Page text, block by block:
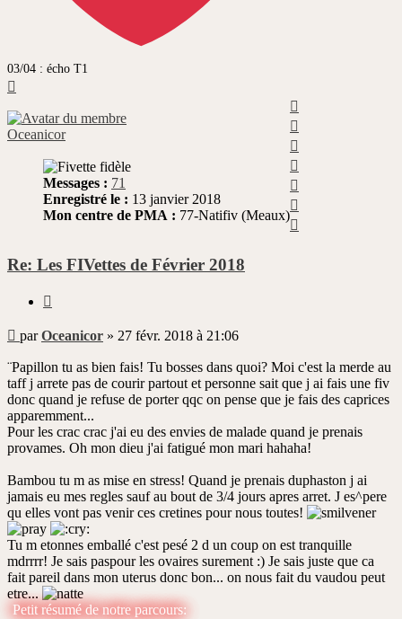
03/04 : écho T1
Oceanicor
Messages : 71
Enregistré le : 13 janvier 2018
Mon centre de PMA : 77-Natifiv (Meaux)
Re: Les FIVettes de Février 2018
Message
non
lu
parOceanicor » 27 févr. 2018 à 21:06
¨Papillon tu as bien fais! Tu bosses dans quoi? Moi c'est la merde au
taff j arrete pas de courir partout et personne sait que j ai fais une fiv
donc quand je refuse de porter qqc on pense que je fais des caprices
apparemment...
Pour les crac crac j'ai eu des envies de malade quand je prenais
provames. Oh mon dieu j'ai fatigué mon mari hahaha!
Bambou tu m as mise en stress! Quand je prenais duphaston j ai
jamais eu mes regles sauf au bout de 3/4 jours apres arret. J es^pere
qu elles vont pas venir ces cretines pour nous toutes!
Tu m etonnes emballé c'est pesé 2 d un coup on est tranquille
mdrrrr! Je sais paspour les ovaires surement :) Je sais juste que ca
fait pareil dans mon uterus donc bon... on nous fait du vaudou peut
etre...
Petit résumé de notre parcours: